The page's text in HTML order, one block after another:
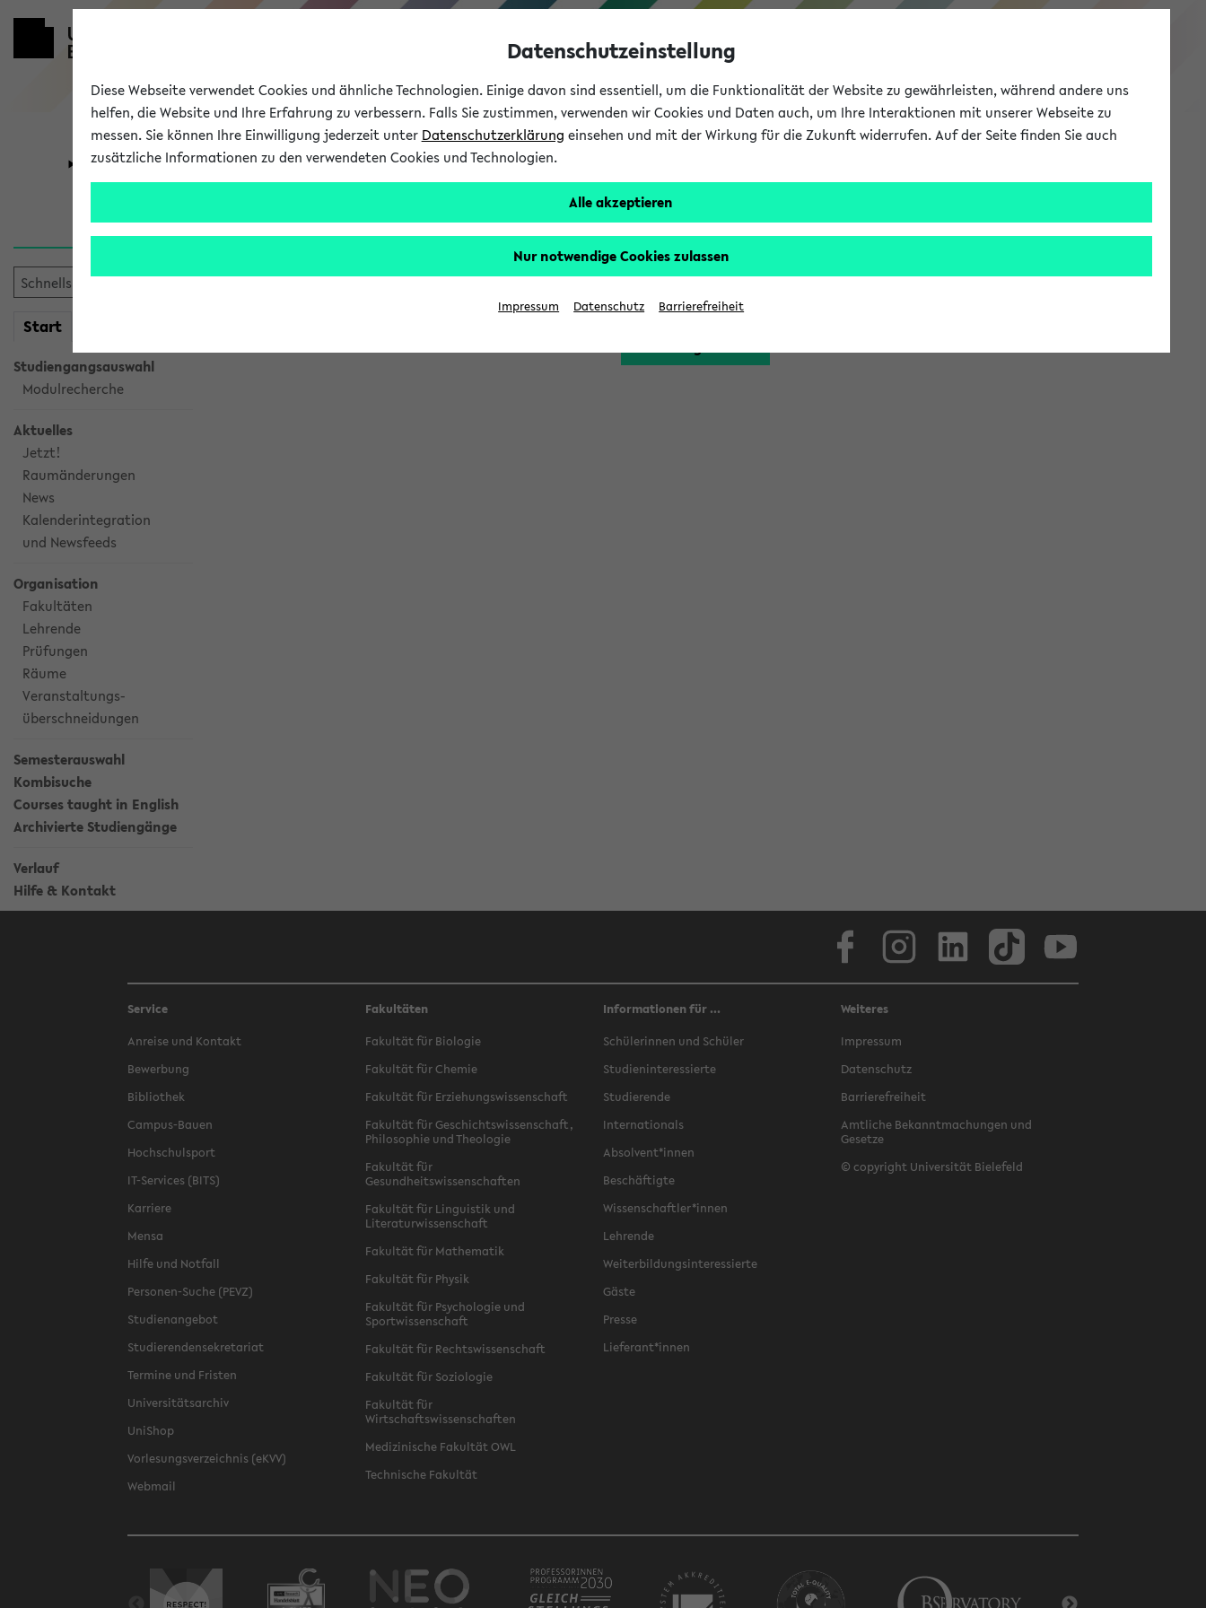
eKVV
Universität Forschung Studium
Start
Studiengangsauswahl
Modulrecherche
Aktuelles
Jetzt!
Raumänderungen
News
Kalenderintegration
und Newsfeeds
Organisation
Fakultäten
Lehrende
Prüfungen
Räume
Veranstaltungs-
überschneidungen
Semesterauswahl
Kombisuche
Courses taught in English
Archivierte Studiengänge
Verlauf
Hilfe & Kontakt
Sie möchten auf eine eKVV Funktion zugreifen, die Ihnen erst nach einer Anmeldung am System zur Verfügung steht.
Bitte melden Sie sich an:
Service
Anreise und Kontakt
Bewerbung
Bibliothek
Campus-Bauen
Hochschulsport
IT-Services (BITS)
Karriere
Mensa
Hilfe und Notfall
Personen-Suche (PEVZ)
Studienangebot
Studierendensekretariat
Termine und Fristen
Universitätsarchiv
UniShop
Vorlesungsverzeichnis (eKVV)
Webmail
Fakultäten
Fakultät für Biologie
Fakultät für Chemie
Fakultät für Erziehungswissenschaft
Fakultät für Geschichtswissenschaft,
Philosophie und Theologie
Fakultät für
Gesundheitswissenschaften
Fakultät für Linguistik und
Literaturwissenschaft
Fakultät für Mathematik
Fakultät für Physik
Fakultät für Psychologie und
Sportwissenschaft
Fakultät für Rechtswissenschaft
Fakultät für Soziologie
Fakultät für
Wirtschaftswissenschaften
Medizinische Fakultät OWL
Technische Fakultät
Informationen für ...
Schülerinnen und Schüler
Studieninteressierte
Studierende
Internationals
Absolvent*innen
Beschäftigte
Wissenschaftler*innen
Lehrende
Weiterbildungsinteressierte
Gäste
Presse
Lieferant*innen
Weiteres
Impressum
Datenschutz
Barrierefreiheit
Amtliche Bekanntmachungen und
Gesetze
© copyright Universität Bielefeld
Datenschutzeinstellung
Diese Webseite verwendet Cookies und ähnliche Technologien. Einige davon sind essentiell, um die Funktionalität der Website zu gewährleisten, während andere uns
helfen, die Website und Ihre Erfahrung zu verbessern. Falls Sie zustimmen, verwenden wir Cookies und Daten auch, um Ihre Interaktionen mit unserer Webseite zu
messen. Sie können Ihre Einwilligung jederzeit unter Datenschutzerklärung einsehen und mit der Wirkung für die Zukunft widerrufen. Auf der Seite finden Sie auch
zusätzliche Informationen zu den verwendeten Cookies und Technologien.
Alle akzeptieren
Nur notwendige Cookies zulassen
Impressum Datenschutz Barrierefreiheit